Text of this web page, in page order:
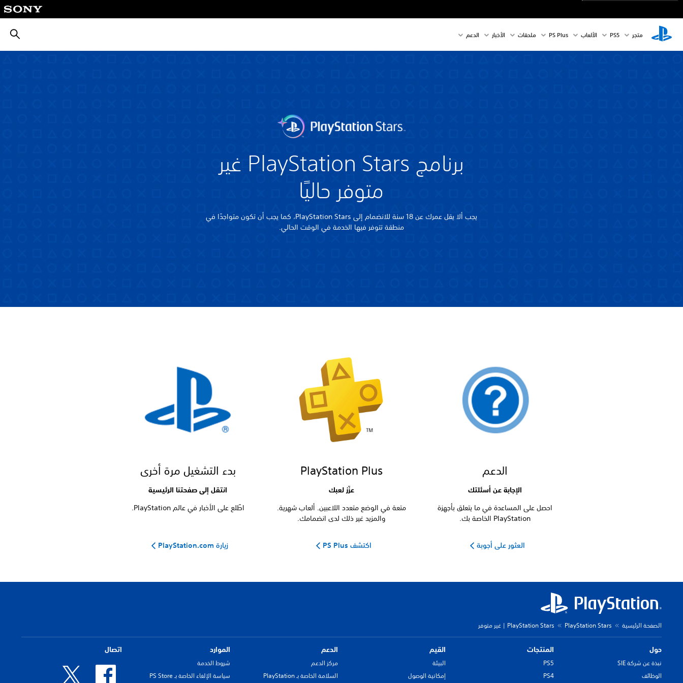
متجر PS5‏ الألعاب PS Plus ملحقات الأخبار الدعم
برنامج PlayStation Stars غير
متوفر حاليًا
يجب ألا يقل عمرك عن 18 سنة للانضمام إلى PlayStation Stars، كما يجب أن تكون متواجدًا في
منطقة تتوفر فيها الخدمة في الوقت الحالي.
بدء التشغيل مرة أخرى
انتقل إلى صفحتنا الرئيسية
اطّلع على الأخبار في عالم PlayStation.
زيارة PlayStation.com
PlayStation Plus
عزّز لعبك
متعة في الوضع متعدد اللاعبين. ألعاب شهرية.
والمزيد غير ذلك لدى انضمامك.
اكتشف PS Plus
الدعم
الإجابة عن أسئلتك
احصل على المساعدة في ما يتعلق بأجهزة
PlayStation الخاصة بك.
العثور على أجوبة
الصفحة الرئيسية PlayStation Stars PlayStation Stars | غير متوفر
حول
نبذة عن شركة SIE
الوظائف
المنتجات
PS5
PS4
القيم
البيئة
إمكانية الوصول
الدعم
مركز الدعم
السلامة الخاصة بـ PlayStation
الموارد
شروط الخدمة
سياسة الإلغاء الخاصة بـ PS Store
اتصال